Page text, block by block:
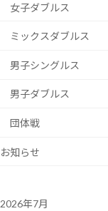
女子ダブルス
ミックスダブルス
男子シングルス
男子ダブルス
団体戦
お知らせ
2026年7月